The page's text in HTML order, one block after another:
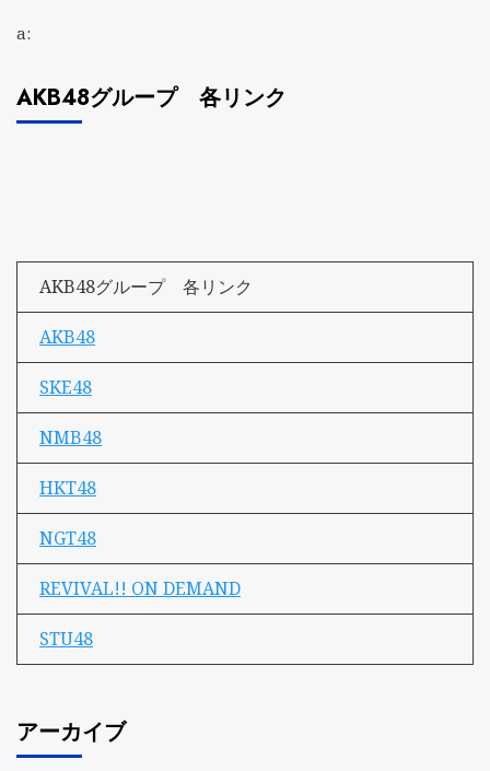
a:
AKB48グループ 各リンク
AKB48グループ 各リンク
AKB48
SKE48
NMB48
HKT48
NGT48
REVIVAL!! ON DEMAND
STU48
アーカイブ